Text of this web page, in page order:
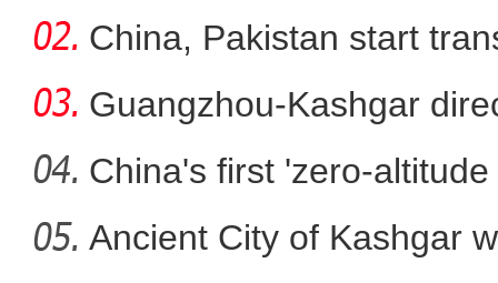
首票喀什—伊斯兰堡TIR国
China, Pakistan start
Guangzhou-Kashgar
China's first 'zero-
Ancient City of Kashgar